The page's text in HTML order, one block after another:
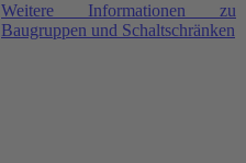
Weitere Informationen zu
Baugruppen und Schaltschränken